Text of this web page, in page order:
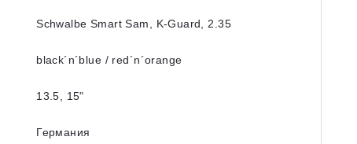
Schwalbe Smart Sam, K-Guard, 2.35
black´n´blue / red´n´orange
13.5, 15"
Германия